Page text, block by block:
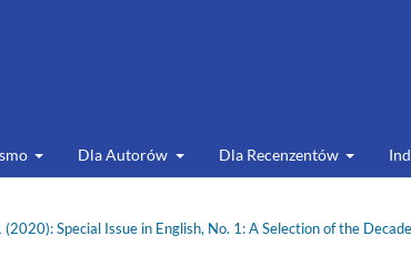
Dla Autorów Dla Recenzentów
(2020): Special Issue in English, No. 1: A Selection of the Decade